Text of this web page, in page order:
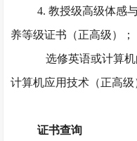
4. 教授级高级体感
养等级证书（正高级）；
选修英语或计算
计算机应用技术（正高级
证书查询